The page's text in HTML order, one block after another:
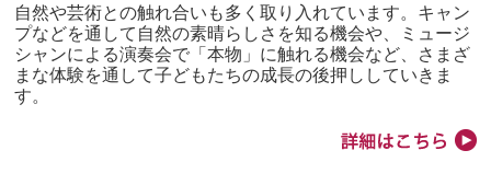
自然や芸術との触れ合いも多く取り入れています。キャン
プなどを通して自然の素晴らしさを知る機会や、ミュージ
シャンによる演奏会で「本物」に触れる機会など、さまざ
まな体験を通して子どもたちの成長の後押ししていきま
す。